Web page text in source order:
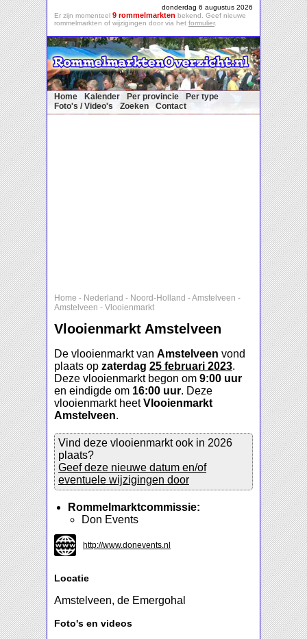
donderdag 6 augustus 2026
Er zijn momenteel 9 rommelmarkten bekend. Geef nieuwe
rommelmarkten of wijzigingen door via het formulier.
Home Kalender Per provincie
Per type
Foto's / Video's
Zoeken Contact
Home - Nederland - Noord-Holland -Amstelveen -
Amstelveen - Vlooienmarkt
Vlooienmarkt Amstelveen
De vlooienmarkt van Amstelveen vond
plaats op zaterdag 25 februari 2023.
Deze vlooienmarkt begon om 9:00 uur
en eindigde om 16:00 uur. Deze
vlooienmarkt heetVlooienmarkt
Amstelveen.
Vind deze vlooienmarkt ook in 2026
plaats?
Geef deze nieuwe datum en/of
eventuele wijzigingen door
Rommelmarktcommissie:
Don Events
http://www.donevents.nl
Locatie
Amstelveen, de Emergohal
Foto's en videos